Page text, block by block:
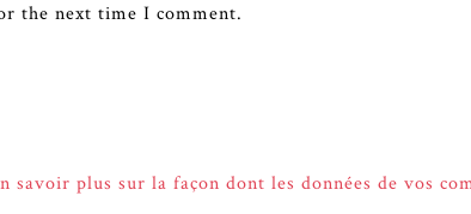
the next time I comment.
savoir plus sur la façon dont les données de vos